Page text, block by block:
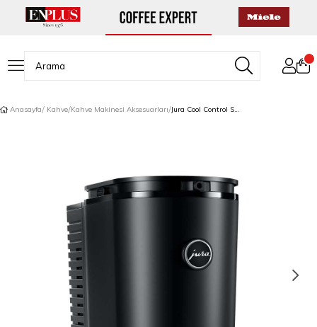
Anasayfa Kahve Kahve Makinesi Aksesuarları Jura Cool Control Süt Soğutucu 2.5 L Black